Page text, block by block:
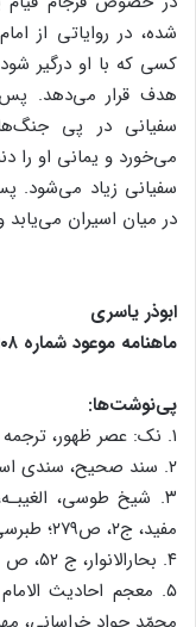
شده، در روایاتی از
کسی که با او درگیر
هدف قرار می‌دهد. پس
سفیانی در پی
می‌خورد و یمانی او
سفیانی زیاد می‌شود.
در میان اسیران می‌یابد
ابوذر یاسری
ماهنامه موعود شماره ۱۰۸
پی‌نوشت‌ها:
۱. نک: عصر ظهور، ترجمه مهدی حقّی، ص ۱۴۹.
۲. سند صحیح، سندی است که تمام راویان آن مورد وثوق‌اند.
مفید، ج۲، ص۲۷۹؛ طبرسی، إعلام الوری، ص۴۲۶.
۴. بحارالانوار، ج ۵۲، ص ۲۳۳.